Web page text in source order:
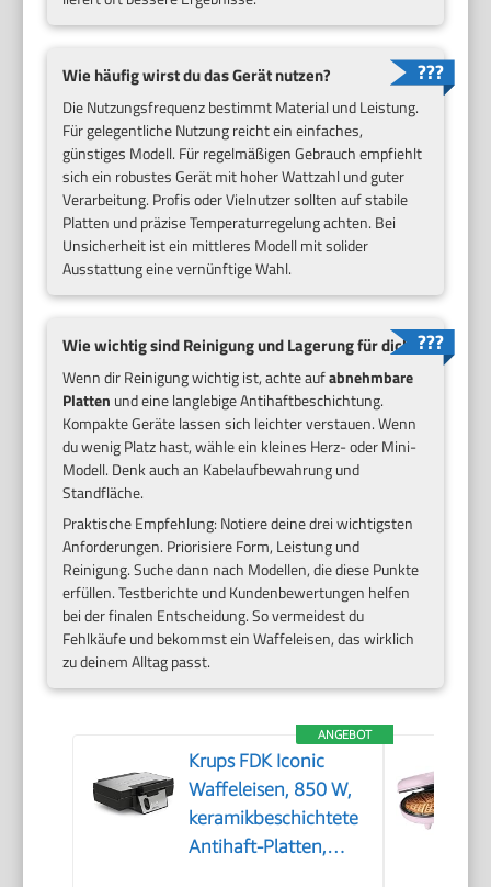
Wie häufig wirst du das Gerät nutzen?
Die Nutzungsfrequenz bestimmt Material und Leistung.
Für gelegentliche Nutzung reicht ein einfaches,
günstiges Modell. Für regelmäßigen Gebrauch empfiehlt
sich ein robustes Gerät mit hoher Wattzahl und guter
Verarbeitung. Profis oder Vielnutzer sollten auf stabile
Platten und präzise Temperaturregelung achten. Bei
Unsicherheit ist ein mittleres Modell mit solider
Ausstattung eine vernünftige Wahl.
Wie wichtig sind Reinigung und Lagerung für dich?
Wenn dir Reinigung wichtig ist, achte aufabnehmbare
Platten und eine langlebige Antihaftbeschichtung.
Kompakte Geräte lassen sich leichter verstauen. Wenn
du wenig Platz hast, wähle ein kleines Herz- oder Mini-
Modell. Denk auch an Kabelaufbewahrung und
Standfläche.
Praktische Empfehlung: Notiere deine drei wichtigsten
Anforderungen. Priorisiere Form, Leistung und
Reinigung. Suche dann nach Modellen, die diese Punkte
erfüllen. Testberichte und Kundenbewertungen helfen
bei der finalen Entscheidung. So vermeidest du
Fehlkäufe und bekommst ein Waffeleisen, das wirklich
zu deinem Alltag passt.
ANGEBOT
Krups FDK Iconic
Waffeleisen, 850 W,
keramikbeschichtete
Antihaft-Platten,